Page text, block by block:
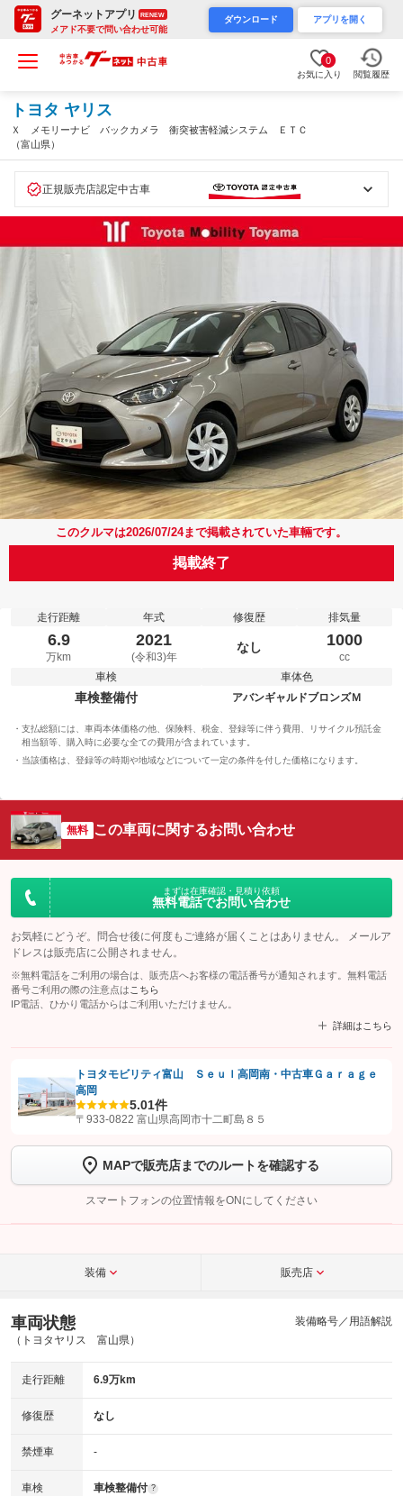
グーネットアプリ RENEW
メアド不要で問い合わせ可能
ダウンロード アプリを開く
0
お気に入り 閲覧履歴
トヨタ ヤリス
Ｘ メモリーナビ バックカメラ 衝突被害軽減システム ＥＴＣ
（富山県）
正規販売店認定中古車
このクルマは2026/07/24まで掲載されていた車輛です。
掲載終了
走行距離
6.9
万km
年式
2021
(令和3)年
修復歴
なし
排気量
1000
cc
車検
車検整備付
車体色
アバンギャルドブロンズＭ
支払総額には、車両本体価格の他、保険料、税金、登録等に伴う費用、リサイクル預託金
相当額等、購入時に必要な全ての費用が含まれています。
当該価格は、登録等の時期や地域などについて一定の条件を付した価格になります。
無料 この車両に関するお問い合わせ
まずは在庫確認・見積り依頼
無料電話でお問い合わせ
お気軽にどうぞ。問合せ後に何度もご連絡が届くことはありません。 メールア
ドレスは販売店に公開されません。
※無料電話をご利用の場合は、販売店へお客様の電話番号が通知されます。無料電話
番号ご利用の際の注意点は こちら
IP電話、ひかり電話からはご利用いただけません。
詳細はこちら
【STEP1】認証画面でグーネットを友だち追加してから「許可する」ボタンを押
します
【STEP2】 トーク画面で
完了してください。
こちら
トヨタモビリティ富山 Ｓｅｕｌ高岡南・中古車Ｇａｒａｇｅ
高岡
5.01件
〒933-0822 富山県高岡市十二町島８５
MAPで販売店までのルートを確認する
スマートフォンの位置情報をONにしてください
装備 販売店
車両状態
（トヨタヤリス 富山県）
装備略号／用語解説
走行距離 6.9万km
修復歴 なし
禁煙車 -
車検 車検整備付 ?